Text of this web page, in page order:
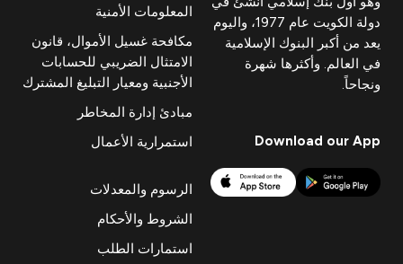
دولة الكويت عام 1977، واليوم
يعد من أكبر البنوك الإسلامية
في العالم. وأكثرها شهرة
ونجاحاً.
Download our App
المعلومات الأمنية
مكافحة غسيل الأموال، قانون
الامتثال الضريبي للحسابات
الأجنبية ومعيار التبليغ المشترك
مبادئ إدارة المخاطر
استمرارية الأعمال
الرسوم والمعدلات
الشروط والأحكام
استمارات الطلب